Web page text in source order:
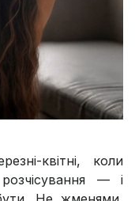
квітні, коли
— і